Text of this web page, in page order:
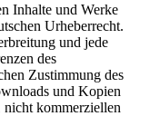
Inhalte und Werke
Urheberrecht.
und jede
des
Zustimmung des
und Kopien
nicht kommerziellen